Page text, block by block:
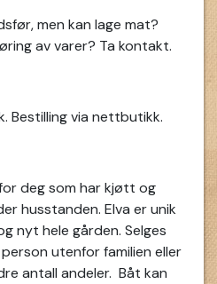
men kan lage mat?
av varer? Ta kontakt.
Bestilling via nettbutikk.
deg som har kjøtt og
husstanden. Elva er unik
nyt hele gården. Selges
utenfor familien eller
antall andeler. Båt kan